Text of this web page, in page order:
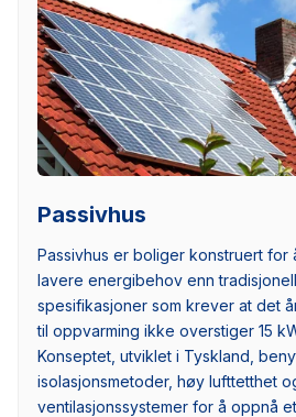
Passivhus
Passivhus er boliger konstruert for
lavere energibehov enn
spesifikasjoner som krever at det
til oppvarming ikke overstiger 15
Konseptet, utviklet i Tyskland,
isolasjonsmetoder, høy lufttetthet
ventilasjonssystemer for å oppnå